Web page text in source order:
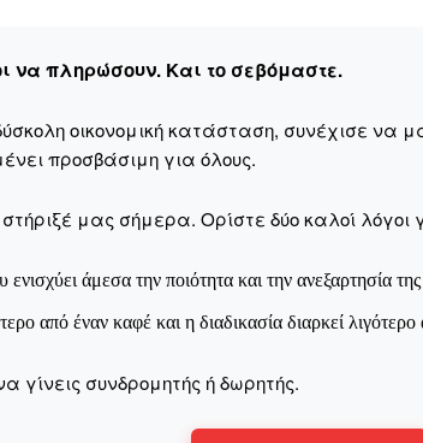
ΕΓΓΡΑΦΕΙΤΕ
να πληρώσουν. Και το σεβόμαστε.
οικονομική κατάσταση, συνέχισε να
προσβάσιμη για όλους.
μας σήμερα. Ορίστε δύο καλοί λόγοι
άμεσα την ποιότητα και την ανεξαρτησία
από έναν καφέ και η διαδικασία διαρκεί
γίνεις συνδρομητής ή δωρητής.